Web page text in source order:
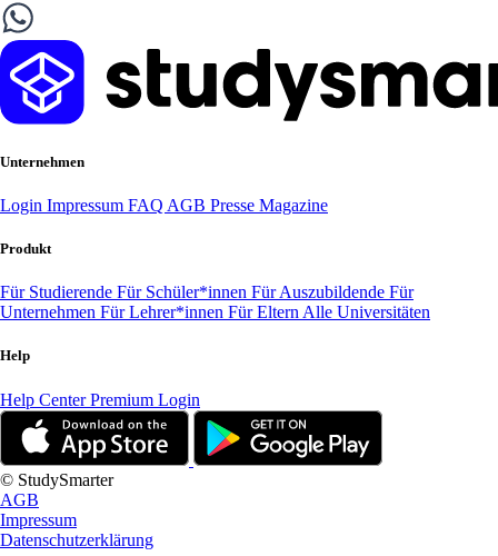
Unternehmen
Login Impressum FAQ AGB Presse Magazine
Produkt
Für Studierende Für Schüler*innen Für Auszubildende Für
Unternehmen Für Lehrer*innen Für Eltern Alle Universitäten
Help
Help CenterPremium Login
© StudySmarter
AGB
Impressum
Datenschutzerklärung